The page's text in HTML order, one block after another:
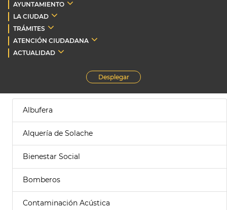
AYUNTAMIENTO
LA CIUDAD
TRÁMITES
ATENCIÓN CIUDADANA
ACTUALIDAD
Desplegar
Albufera
Alquería de Solache
Bienestar Social
Bomberos
Contaminación Acústica